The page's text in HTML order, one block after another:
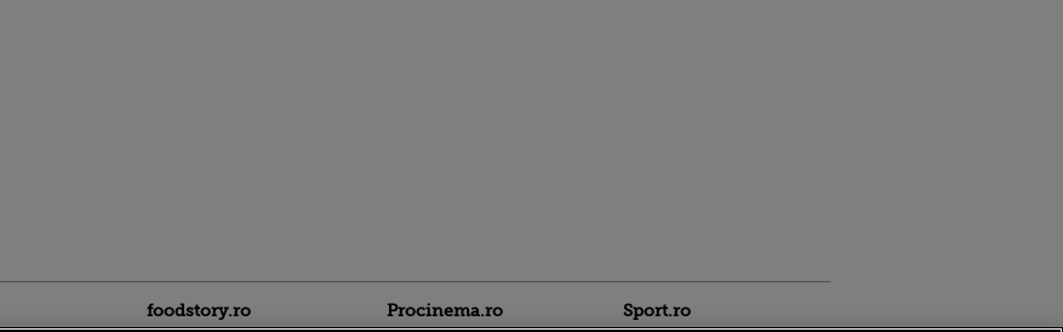
foodstory.ro Procinema.ro Sport.ro